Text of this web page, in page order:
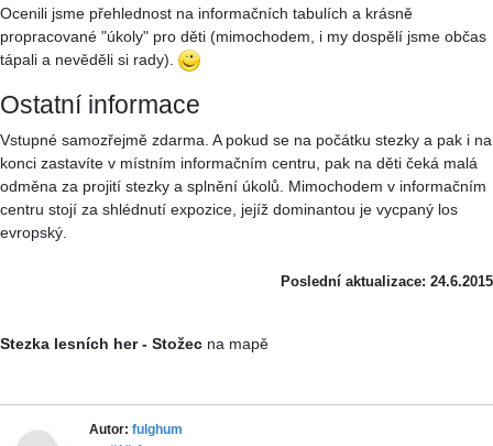
Ocenili jsme přehlednost na informačních tabulích a krásně
propracované "úkoly" pro děti (mimochodem, i my dospělí jsme občas
tápali a nevěděli si rady).
Ostatní informace
Vstupné samozřejmě zdarma. A pokud se na počátku stezky a pak i na
konci zastavíte v místním informačním centru, pak na děti čeká malá
odměna za projití stezky a splnění úkolů. Mimochodem v informačním
centru stojí za shlédnutí expozice, jejíž dominantou je vycpaný los
evropský.
Poslední aktualizace: 24.6.2015
Stezka lesních her - Stožec na mapě
Autor: fulghum